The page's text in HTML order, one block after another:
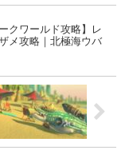
クワールド攻略】レ
メ攻略｜北極海ウバ